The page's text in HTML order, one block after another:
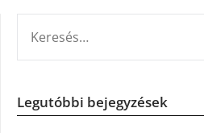
Legutóbbi bejegyzések